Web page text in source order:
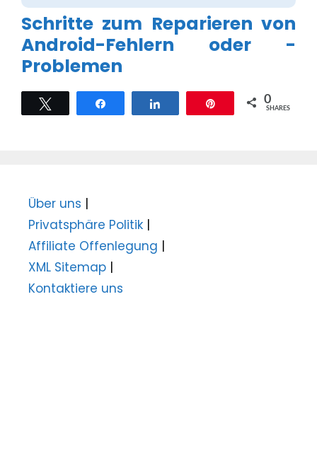
Schritte zum Reparieren von
Android-Fehlern oder -
Problemen
0
SHARES
Über uns |
Privatsphäre Politik |
Affiliate Offenlegung |
XML Sitemap |
Kontaktiere uns